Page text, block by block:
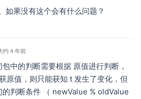
如果没有这个会有什么问题？
约 4 年前
中的判断需要根据 原值进行判断，
原值，则只能获知 t 发生了变化，但
的判断条件 （ newValue % oldValue